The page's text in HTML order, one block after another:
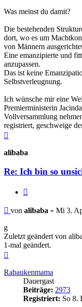
Was meinst du damit?
Die bestehenden
dort, wo es um
von Männern
Eine emanzipierte und
anzupassen.
Das ist keine
Selbstverleugnung.
Ich wünsche mir eine
Premierministerin
Vollversammlung
registriert, geschweige
alibaba
Re: Ich bin so
Beitrag
von alibaba » Mi 3.
g
Zuletzt geändert von
1-mal geändert.
Rabaukenmama
Dauergast
Beiträge: 2973
Registriert: So 8.